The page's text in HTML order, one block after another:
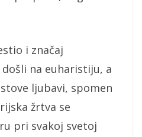
i značaj
na euharistiju, a
ljubavi, spomen
žrtva se
pri svakoj svetoj